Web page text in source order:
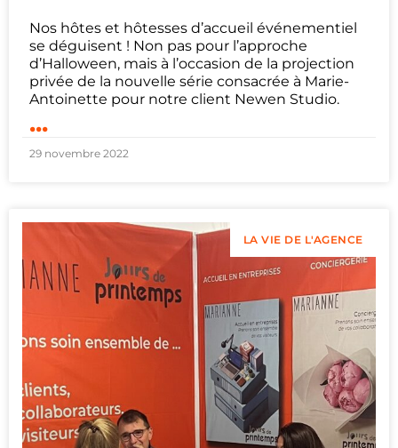
Nos hôtes et hôtesses d’accueil événementiel
se déguisent ! Non pas pour l’approche
d’Halloween, mais à l’occasion de la projection
privée de la nouvelle série consacrée à Marie-
Antoinette pour notre client Newen Studio.
...
29 novembre 2022
LA VIE DE L'AGENCE